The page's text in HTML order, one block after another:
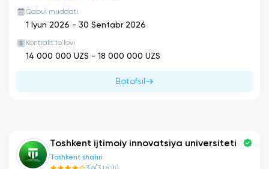
Qabul muddati
1 Iyun 2026 - 30 Sentabr 2026
Kontrakt to'lovi
14 000 000 UZS - 18 000 000 UZS
Batafsil
Toshkent ijtimoiy innovatsiya universiteti
Toshkent shahri